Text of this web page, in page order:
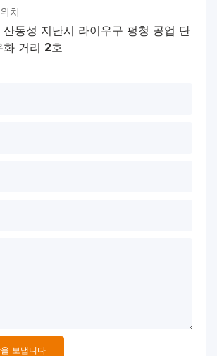
치
산동성 지난시 라이우구 펑청 공업 단
화 거리 2호
보냅니다